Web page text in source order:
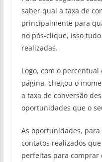
saber qual a taxa de
principalmente para
no pós-clique, isso
realizadas.
Logo, com o
página, chegou o
a taxa de conversão
oportunidades que o
As oportunidades,
contatos realizados
perfeitas para comprar